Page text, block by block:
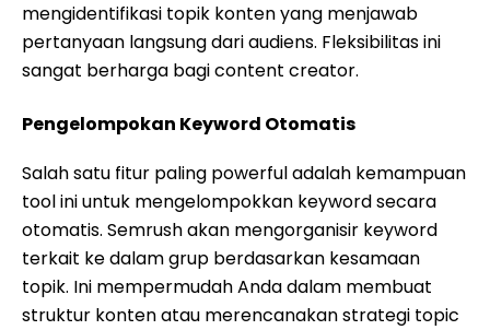
mengidentifikasi topik konten yang menjawab
pertanyaan langsung dari audiens. Fleksibilitas ini
sangat berharga bagi content creator.
Pengelompokan Keyword Otomatis
Salah satu fitur paling powerful adalah kemampuan
tool ini untuk mengelompokkan keyword secara
otomatis. Semrush akan mengorganisir keyword
terkait ke dalam grup berdasarkan kesamaan
topik. Ini mempermudah Anda dalam membuat
struktur konten atau merencanakan strategi topic